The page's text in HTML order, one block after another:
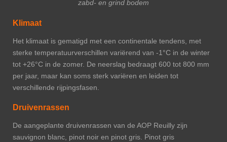
zabd- en grind bodem
Klimaat
Het klimaat is gematigd met een continentale tendens, met
sterke temperatuurverschillen variërend van -1°C in de winter
tot +26°C in de zomer. De neerslag bedraagt 600 tot 800 mm
per jaar, maar kan soms sterk variëren en leiden tot
verschillende rijpingsfasen.
Druivenrassen
De aangeplante druivenrassen van de AOP Reuilly zijn
sauvignon blanc, pinot noir en pinot gris. Pinot gris